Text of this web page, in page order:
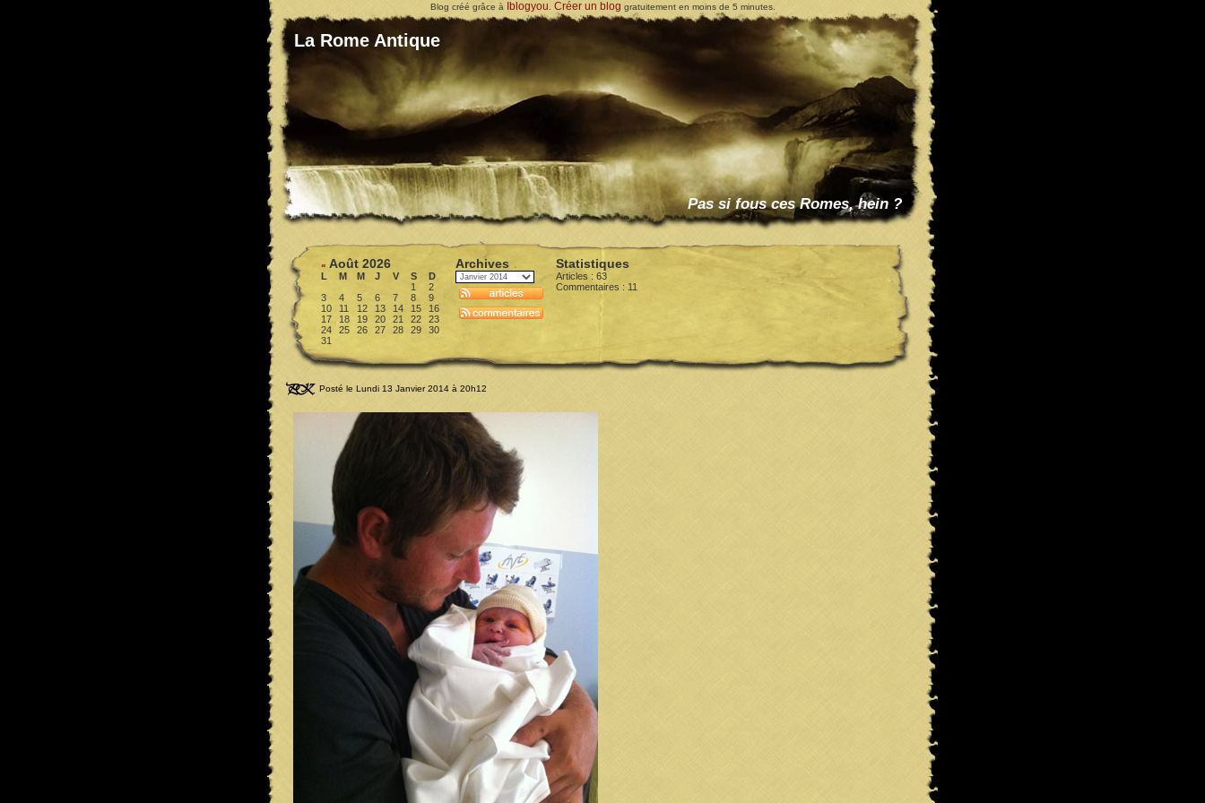
Blog créé grâce à Iblogyou Créer un blog gratuitement en moins de 5 minutes.
La Rome Antique
Pas si fous ces Romes, hein ?
« Août 2026
L M M J V S
D
1
2
3
4 5 6 7 8
9
10
11 12 13 14 15
16
17
18 19 20 21 22
23
24
25 26 27 28 29
30
31
Archives Statistiques
Articles : 63
Commentaires : 11
Posté le Lundi 13 Janvier 2014 à 20h12